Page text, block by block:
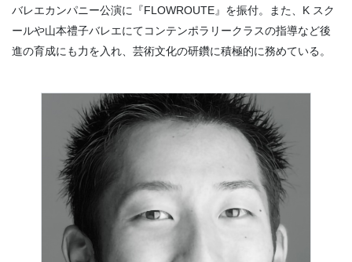
バレエカンパニー公演に『FLOWROUTE』を振付。また、K スク
ールや山本禮子バレエにてコンテンポラリークラスの指導など後
進の育成にも力を入れ、芸術文化の研鑽に積極的に務めている。